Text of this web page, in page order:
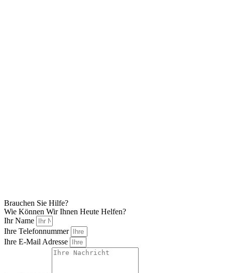
Brauchen Sie Hilfe?
Wie Können Wir Ihnen Heute Helfen?
Ihr Name
Ihre Telefonnummer
Ihre E-Mail Adresse